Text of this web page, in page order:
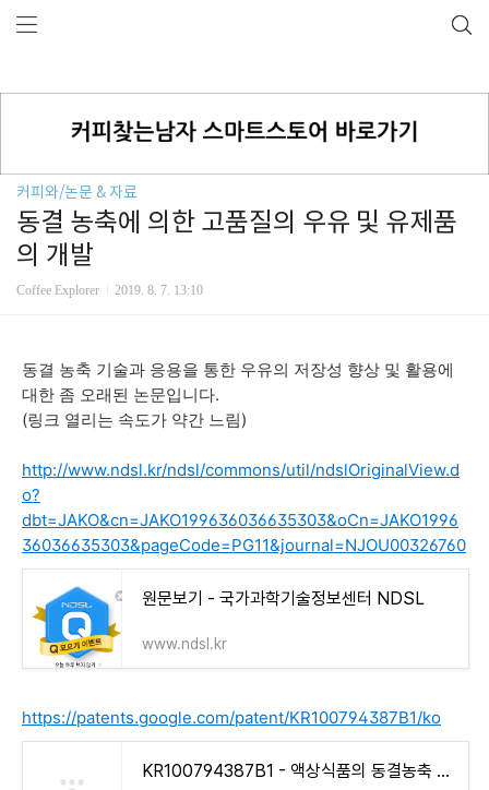
커피와/논문 & 자료
동결 농축에 의한 고품질의 우유 및 유제품
의 개발
Coffee Explorer 2019. 8. 7. 13:10
동결 농축 기술과 응용을 통한 우유의 저장성 향상 및 활용에
대한 좀 오래된 논문입니다.
(링크 열리는 속도가 약간 느림)
http://www.ndsl.kr/ndsl/commons/util/ndslOriginalView.d
o?
dbt=JAKO&cn=JAKO199636036635303&oCn=JAKO1996
36036635303&pageCode=PG11&journal=NJOU00326760
원문보기 - 국가과학기술정보센터 NDSL
www.ndsl.kr
https://patents.google.com/patent/KR100794387B1/ko
KR100794387B1 - 액상식품의 동결농축 방법 - Google Patents